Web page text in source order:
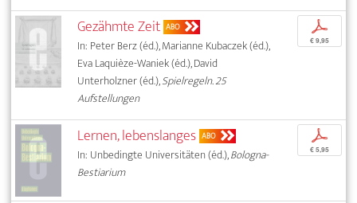
Gezähmte Zeit ABO
In: Peter Berz (éd.), Marianne Kubaczek (éd.),
Eva Laquièze-Waniek (éd.), David
Unterholzner (éd.),Spielregeln. 25
Aufstellungen
p
€ 9,95
Lernen, lebenslanges ABO
In: Unbedingte Universitäten (éd.),Bologna-
Bestiarium
p
€ 5,95